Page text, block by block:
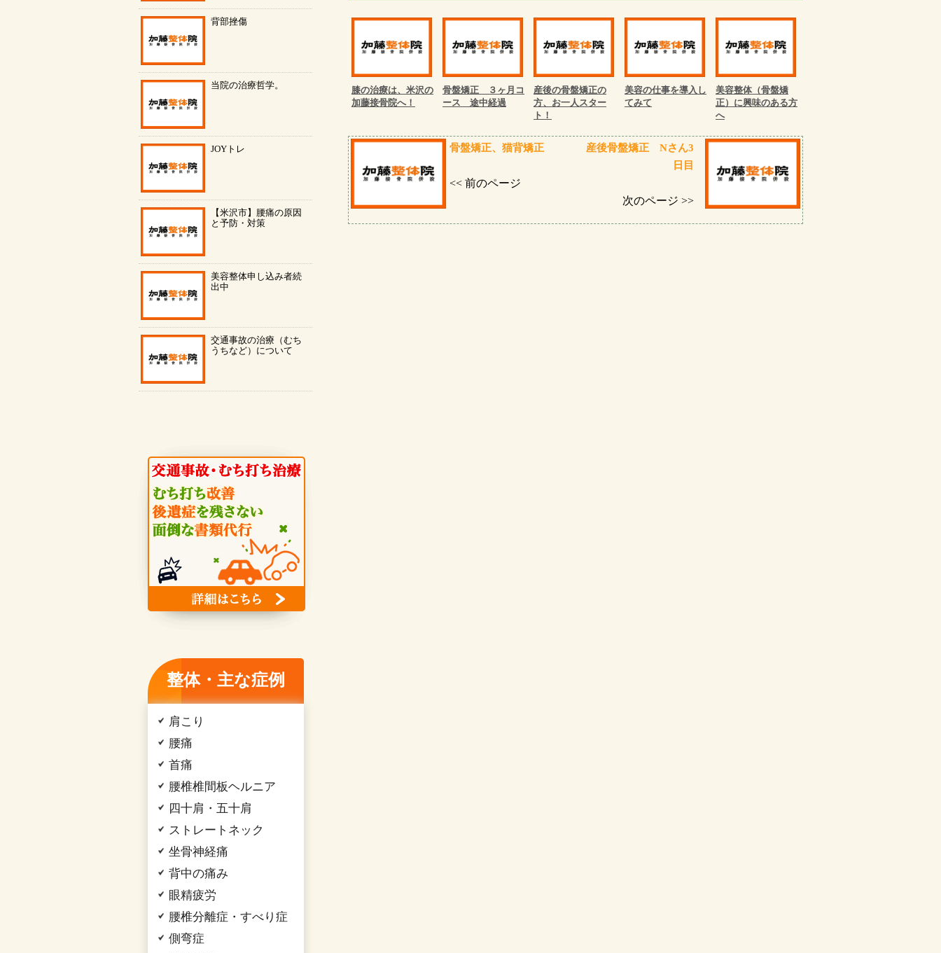
膝の治療は、米沢の
加藤接骨院へ！
骨盤矯正 ３ヶ月コ
ース 途中経過
産後の骨盤矯正の
方、お一人スター
ト！
美容の仕事を導入し
てみて
美容整体（骨盤矯
正）に興味のある方
へ
骨盤矯正、猫背矯正
<< 前のページ
産後骨盤矯正 Nさん3
日目
次のページ >>
背部挫傷
当院の治療哲学。
JOYトレ
【米沢市】腰痛の原因
と予防・対策
美容整体申し込み者続
出中
交通事故の治療（むち
うちなど）について
整体・主な症例
肩こり
腰痛
首痛
腰椎椎間板ヘルニア
四十肩・五十肩
ストレートネック
坐骨神経痛
背中の痛み
眼精疲労
腰椎分離症・すべり症
側弯症